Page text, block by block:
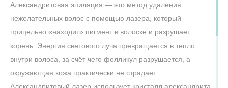
Александритовая эпиляция — это метод удаления
нежелательных волос с помощью лазера, который
прицельно «находит» пигмент в волоске и разрушает
корень. Энергия светового луча превращается в тепло
внутри волоса, за счёт чего фолликул разрушается, а
окружающая кожа практически не страдает.